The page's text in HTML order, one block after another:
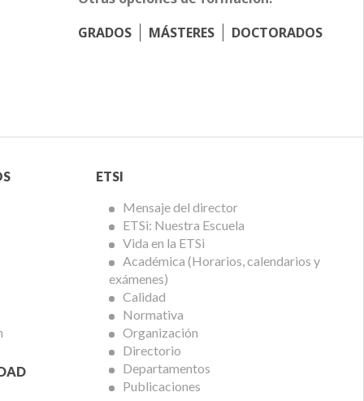
GRADOS
MÁSTERES DOCTORADOS
Menú
ETSi
ETSI
Mensaje del director
ETSi: Nuestra Escuela
Vida en la ETSi
Académica (Horarios, calendarios y
exámenes)
Calidad
Normativa
Organización
Directorio
Departamentos
Publicaciones